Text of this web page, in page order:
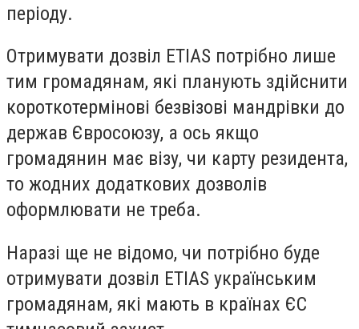
періоду.
Отримувати дозвіл ETIAS потрібно лише
тим громадянам, які планують здійснити
короткотермінові безвізові мандрівки до
держав Євросоюзу, а ось якщо
громадянин має візу, чи карту резидента,
то жодних додаткових дозволів
оформлювати не треба.
Наразі ще не відомо, чи потрібно буде
отримувати дозвіл ETIAS українським
громадянам, які мають в країнах ЄС